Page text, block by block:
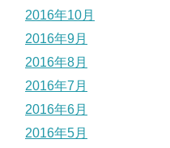
2016年10月
2016年9月
2016年8月
2016年7月
2016年6月
2016年5月